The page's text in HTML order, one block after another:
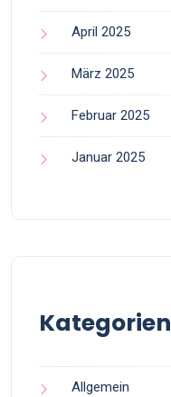
April 2025
März 2025
Februar 2025
Januar 2025
Kategorien
Allgemein